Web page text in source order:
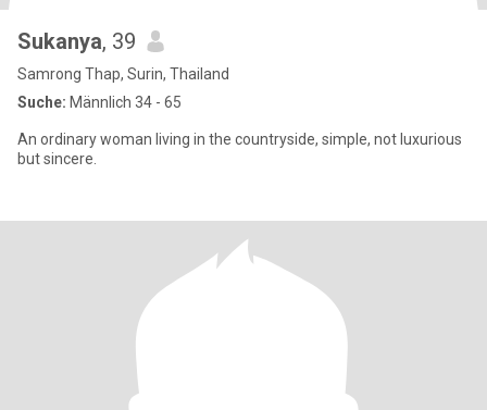
Sukanya, 39
Samrong Thap, Surin, Thailand
Suche: Männlich 34 - 65
An ordinary woman living in the countryside, simple, not luxurious
but sincere.